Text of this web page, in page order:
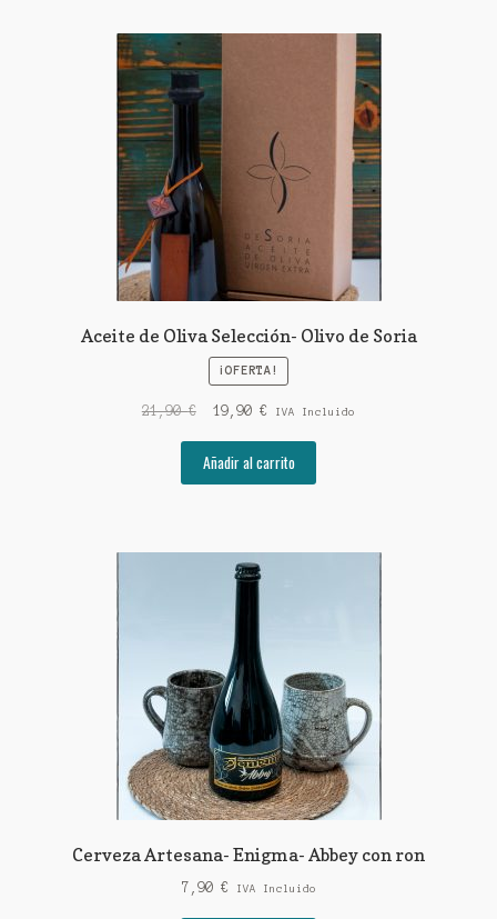
Aceite de Oliva Selección- Olivo de Soria
¡OFERTA!
21,90€
El
original
era:
19,90€ El
actual
es:
IVA Incluido
Añadir al carrito
Cerveza Artesana- Enigma- Abbey con ron
7,90 € IVA Incluido